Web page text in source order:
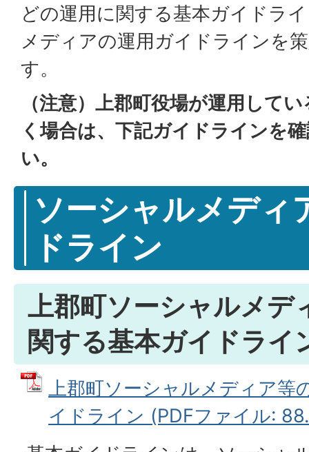
どの運用に関する基本ガイドラ
メディアの運用ガイドラインを
す。
（注意）上郡町役場が運用して
く場合は、下記ガイドラインを
い。
ソーシャルメディ
ドライン
上郡町ソーシャルメデ
関する基本ガイドライ
上郡町ソーシャルメディア等
イドライン (PDFファイル: